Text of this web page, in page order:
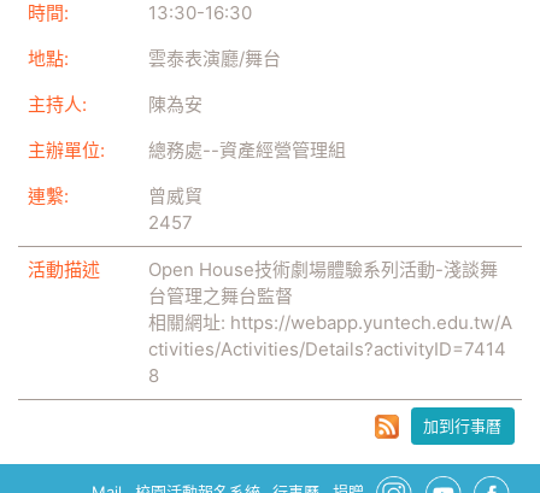
時間:
13:30-16:30
地點:
雲泰表演廳/舞台
主持人:
陳為安
主辦單位:
總務處--資產經營管理組
連繫:
曾威貿
2457
活動描述
Open House技術劇場體驗系列活動-淺談舞
台管理之舞台監督
相關網址: https://webapp.yuntech.edu.tw/A
ctivities/Activities/Details?activityID=7414
8
加到行事曆